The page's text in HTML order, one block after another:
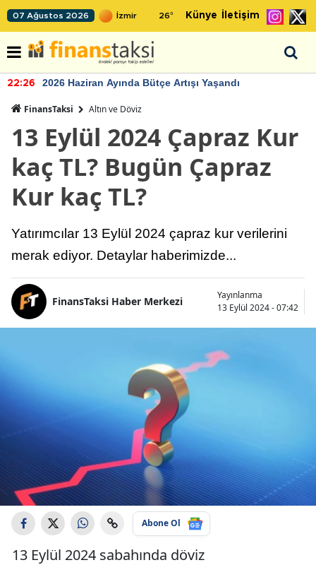
07 Ağustos 2026 26° Künye İletişim
22:26 2026 Haziran Ayında Bütçe Artışı Yaşandı
FinansTaksi Altın ve Döviz
13 Eylül 2024 Çapraz Kur
kaç TL? Bugün Çapraz
Kur kaç TL?
Yatırımcılar 13 Eylül 2024 çapraz kur verilerini
merak ediyor. Detaylar haberimizde...
FinansTaksi Haber Merkezi
Yayınlanma
13 Eylül 2024 - 07:42
Abone Ol
13 Eylül 2024 sabahında döviz